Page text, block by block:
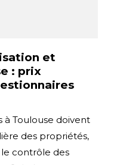
et
: prix
à Toulouse doivent
des propriétés,
contrôle des